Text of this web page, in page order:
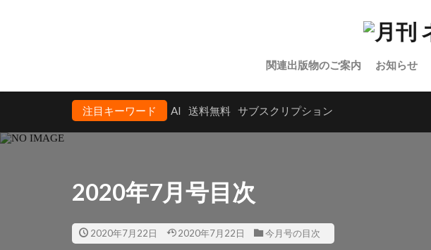
関連出版物のご案内 お知らせ
注目キーワード AI 送料無料 サブスクリプション
2020年7月号目次
2020年7月22日 2020年7月22日 今月号の目次